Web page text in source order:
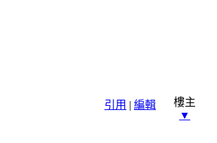
引用 | 編輯
樓主
▼